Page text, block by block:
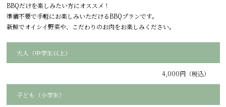
BBQだけを楽しみたい方にオススメ！
準備不要で手軽にお楽しみいただけるBBQプランです。
新鮮でオイシイ野菜や、こだわりのお肉をお楽しみください。
大人（中学生以上）
4,000円（税込）
子ども（小学生）